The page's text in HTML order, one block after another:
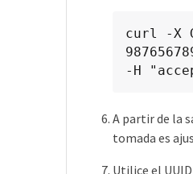
curl -X
-H
A partir de la
tomada es
Utilice el